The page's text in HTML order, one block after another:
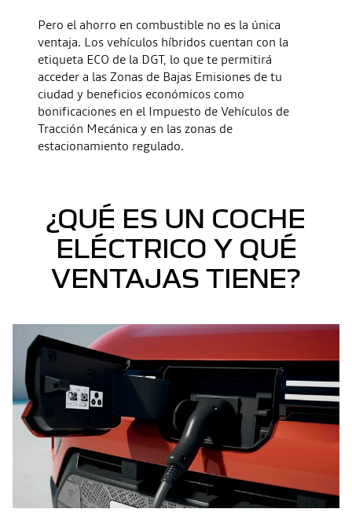
Pero el ahorro en combustible no es la única
ventaja. Los vehículos híbridos cuentan con la
etiqueta ECO de la DGT, lo que te permitirá
acceder a las Zonas de Bajas Emisiones de tu
ciudad y beneficios económicos como
bonificaciones en el Impuesto de Vehículos de
Tracción Mecánica y en las zonas de
estacionamiento regulado.
¿QUÉ ES UN COCHE
ELÉCTRICO Y QUÉ
VENTAJAS TIENE?